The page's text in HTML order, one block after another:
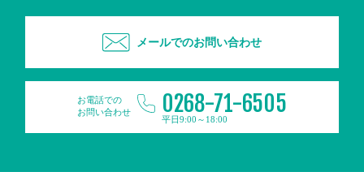
メールでのお問い合わせ
お電話での
お問い合わせ
0268-71-6505
平日9:00～18:00